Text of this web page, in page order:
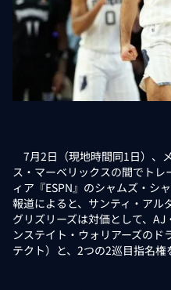
7月2日（現地時間同1日）、
ス・マーベリックスの間でト
ィア『ESPN』のシャムズ・シ
報道によると、サンティ・アル
グリズリーズは対価として、
ンステイト・ウォリアーズの
テクト）と、2つの2巡目指名権